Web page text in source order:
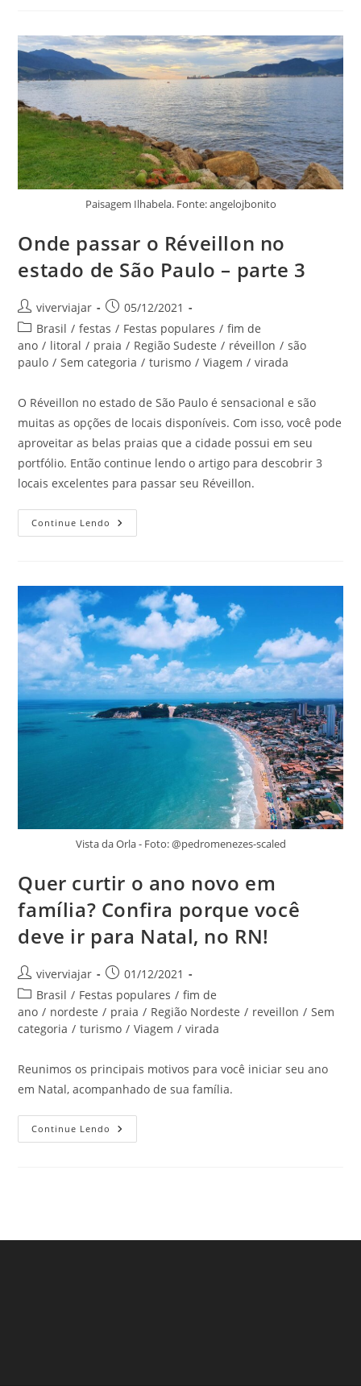
Réveillon
Em
São
Paulo
–
Parte
2
Paisagem Ilhabela. Fonte: angelojbonito
Onde passar o Réveillon no
estado de São Paulo – parte 3
Autor
do
post:
viverviajar
Post
publicado:
05/12/2021
Categoria
do
post:
Brasil / festas / Festas populares / fim de
ano / litoral / praia / Região Sudeste / réveillon / são
paulo / Sem categoria / turismo / Viagem / virada
O Réveillon no estado de São Paulo é sensacional e são
muitas as opções de locais disponíveis. Com isso, você pode
aproveitar as belas praias que a cidade possui em seu
portfólio. Então continue lendo o artigo para descobrir 3
locais excelentes para passar seu Réveillon.
Continue Lendo Onde
Passar
De
Paulo
–
Parte
3
Vista da Orla - Foto: @pedromenezes-scaled
Quer curtir o ano novo em
família? Confira porque você
deve ir para Natal, no RN!
Autor
do
post:
viverviajar
Post
publicado:
01/12/2021
Categoria
do
post:
Brasil / Festas populares / fim de
ano / nordeste / praia / Região Nordeste / reveillon / Sem
categoria / turismo / Viagem / virada
Reunimos os principais motivos para você iniciar seu ano
em Natal, acompanhado de sua família.
Continue Lendo Quer
Curtir
Deve